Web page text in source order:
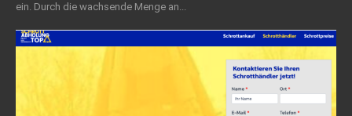
ein. Durch die wachsende Menge an...